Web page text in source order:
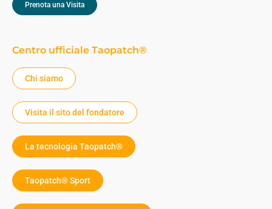
Prenota una Visita
Centro ufficiale Taopatch®
Chi siamo
Visita il sito del fondatore
La tecnologia Taopatch®
Taopatch® Sport